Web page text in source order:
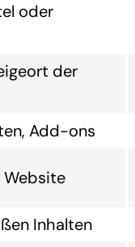
oder
der
Add-ons
Website
Inhalten